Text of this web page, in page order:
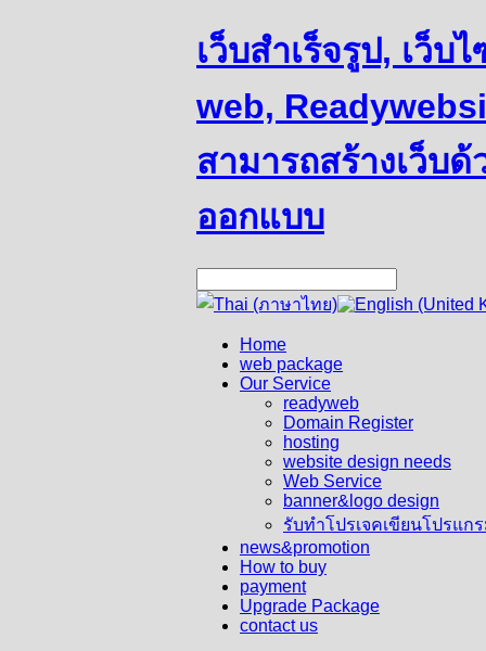
เว็บสำเร็จรูป, เว็บ
web,
สามารถสร้างเว็บ
ออกแบบ
Home
web package
Our Service
readyweb
Domain Register
hosting
website design needs
Web Service
banner&logo design
รับทำโปรเจคเขียนโปรแก
news&promotion
How to buy
payment
Upgrade Package
contact us